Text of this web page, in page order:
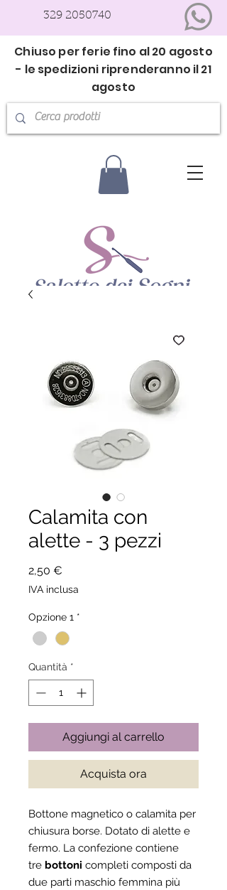
329 2050740
Chiuso per ferie fino al 20 agosto
- le spedizioni riprenderanno il 21
agosto
Calamita con
alette - 3 pezzi
2,50 €
IVA inclusa
Opzione 1 *
Quantità *
Aggiungi al carrello
Acquista ora
Bottone magnetico o calamita per
chiusura borse. Dotato di alette e
fermo. La confezione contiene
tre bottoni completi composti da
due parti maschio femmina più